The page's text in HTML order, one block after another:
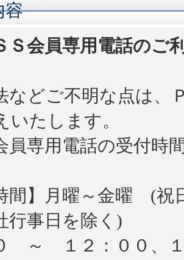
容
Ｓ会員専用電話のご
などご不明な点は、
いたします。
員専用電話の受付時
間】月曜～金曜 (祝
行事日を除く)
～ １２：００、